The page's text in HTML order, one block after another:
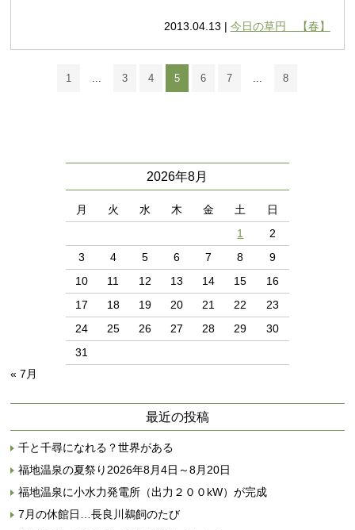
2013.04.13 | 今日の草円 【春】
1 ... 3 4 5 6 7 ... 8
2026年8月
月 火 水 木 金 土 日
1
2
3
4 5 6 7 8
9
10
11 12 13 14 15
16
17
18 19 20 21 22
23
24
25 26 27 28 29
30
31
« 7月
最近の投稿
千と千尋になれる？世界がある
福地温泉の夏祭り2026年8月4日～8月20日
福地温泉に小水力発電所（出力２００kW）が完成
7月の休館日…長良川鵜飼のたび